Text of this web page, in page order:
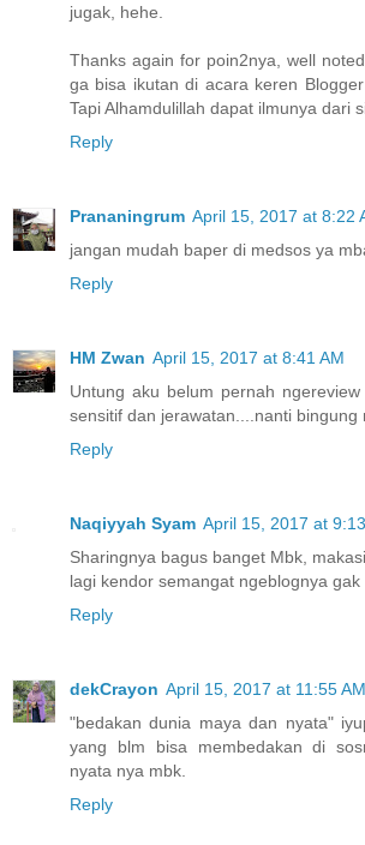
jugak, hehe.
Thanks again for poin2nya, well
ga bisa ikutan di acara keren
Tapi Alhamdulillah dapat ilmunya dari
Reply
Prananingrum April 15, 2017 at 8:22
jangan mudah baper di medsos ya
Reply
HM Zwan April 15, 2017 at 8:41 AM
Untung aku belum pernah
sensitif dan jerawatan....nanti bingung
Reply
Naqiyyah Syam April 15, 2017 at
Sharingnya bagus banget Mbk,
lagi kendor semangat ngeblognya
Reply
dekCrayon April 15, 2017 at 11:55 AM
"bedakan dunia maya dan nyata"
yang blm bisa membedakan di
nyata nya mbk.
Reply